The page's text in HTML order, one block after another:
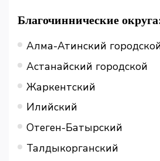
Благочиннические
Алма-Атинский
Астанайский городской
Жаркентский
Илийский
Отеген-Батырский
Талдыкорганский